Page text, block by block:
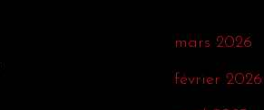
mars 2026
février 2026